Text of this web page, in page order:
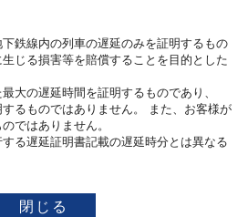
鉄線内の列車の遅延のみを証明するもの
じる損害等を賠償することを目的とした
大の遅延時間を証明するものであり、
るものではありません。 また、お客様が
ではありません。
る遅延証明書記載の遅延時分とは異なる